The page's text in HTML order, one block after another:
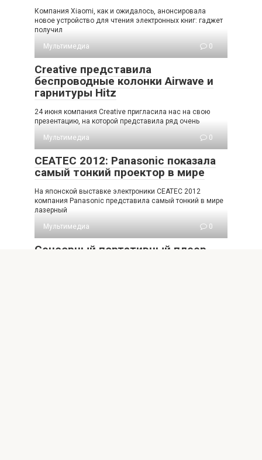
Компания Xiaomi, как и ожидалось, анонсировала
новое устройство для чтения электронных книг: гаджет
получил
Мультимедиа
0
Creative представила
беспроводные колонки Airwave и
гарнитуры Hitz
24 июня компания Creative пригласила нас на свою
презентацию, на которой представила ряд очень
Мультимедиа
0
CEATEC 2012: Panasonic показала
самый тонкий проектор в мире
На японской выставке электроники CEATEC 2012
компания Panasonic представила самый тонкий в мире
лазерный
Мультимедиа
0
Сенсорный портативный плеер